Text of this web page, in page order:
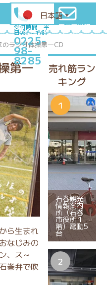
受付時間 平
日9時～17時
0225-
98-
8285
石巻圏満喫
プランを
コンシェル
ジュに相談
のラジオ体操第一CD
第一
ら生まれ
なじみの
、ス～
巻弁で吹
売れ筋ラン
キング
石巻観光
情報案内
所（石巻
市役所１
階）電動5
台
日本語 ▼